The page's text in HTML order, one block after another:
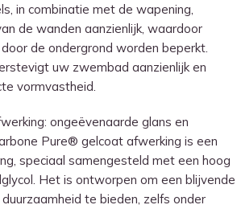
in combinatie met de wapening,
de wanden aanzienlijk, waardoor
de ondergrond worden beperkt.
uw zwembad aanzienlijk en
vormvastheid.
ongeëvenaarde glans en
Pure® gelcoat afwerking is een
speciaal samengesteld met een hoog
Het is ontworpen om een ​​blijvende
te bieden, zelfs onder